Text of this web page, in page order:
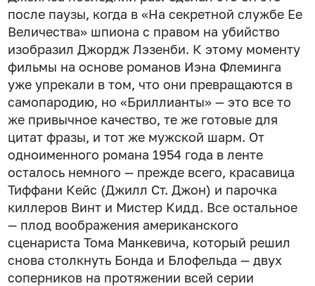
после паузы, когда в «На секретной службе Ее
Величества» шпиона с правом на убийство
изобразил Джордж Лэзенби. К этому моменту
фильмы на основе романов Иэна Флеминга
уже упрекали в том, что они превращаются в
самопародию, но «Бриллианты» — это все то
же привычное качество, те же готовые для
цитат фразы, и тот же мужской шарм. От
одноименного романа 1954 года в ленте
осталось немного — прежде всего, красавица
Тиффани Кейс (Джилл Ст. Джон) и парочка
киллеров Винт и Мистер Кидд. Все остальное
— плод воображения американского
сценариста Тома Манкевича, который решил
снова столкнуть Бонда и Блофельда — двух
соперников на протяжении всей серии